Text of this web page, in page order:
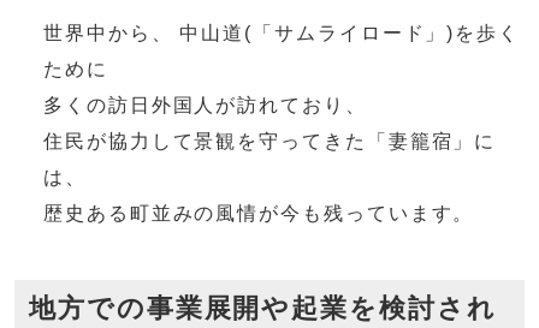
世界中から、 中山道(「サムライロード」)を歩く
ために
多くの訪日外国人が訪れており、
住民が協力して景観を守ってきた「妻籠宿」に
は、
歴史ある町並みの風情が今も残っています。
地方での事業展開や起業を検討され